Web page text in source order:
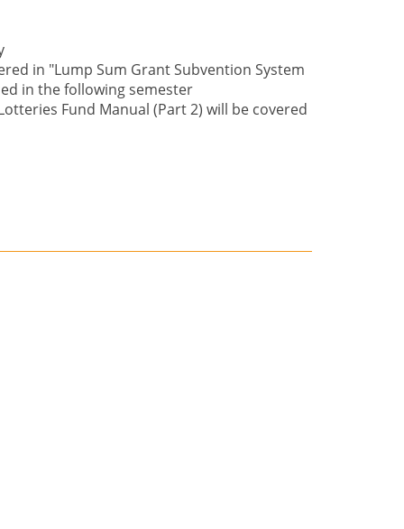
in "Lump Sum Grant Subvention System
in the following semester
Fund Manual (Part 2) will be covered